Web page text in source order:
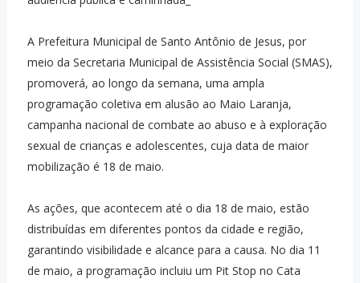
A Prefeitura Municipal de Santo Antônio de Jesus, por
meio da Secretaria Municipal de Assistência Social (SMAS),
promoverá, ao longo da semana, uma ampla
programação coletiva em alusão ao Maio Laranja,
campanha nacional de combate ao abuso e à exploração
sexual de crianças e adolescentes, cuja data de maior
mobilização é 18 de maio.
As ações, que acontecem até o dia 18 de maio, estão
distribuídas em diferentes pontos da cidade e região,
garantindo visibilidade e alcance para a causa. No dia 11
de maio, a programação incluiu um Pit Stop no Cata